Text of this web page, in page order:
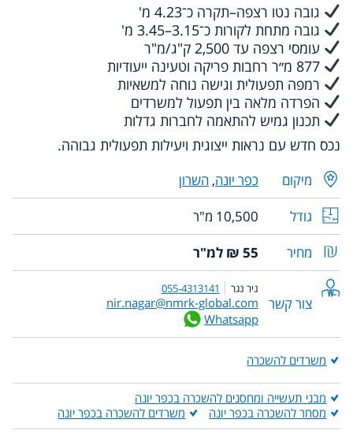
גובה נטו רצפה–תקרה כ־4.23 מ'
גובה מתחת לקורות כ־3.15–3.45 מ'
עומסי רצפה עד 2,500 ק"ג/מ"ר
רמפה תפעולית וגישה נוחה למשאיות
הפרדה מלאה בין תפעול למשרדים
תכנון גמיש להתאמה לחברות גדלות
נכס חדש עם נראות ייצוגית ויעילות תפעולית גבוהה.
מיקום כפר יונה, השרון
גודל
10,500 מ"ר
מחיר
55 ₪ למ"ר
צור קשר
ניר נגר 055-4313141
nir.nagar@nmrk-global.com
Whatsapp
משרדים להשכרה
מבני תעשייה ומחסנים להשכרה בכפר יונה
מסחר להשכרה בכפר יונה
משרדים להשכרה בכפר יונה